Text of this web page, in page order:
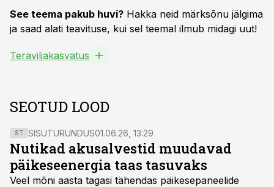
See teema pakub huvi? Hakka neid märksõnu jälgima
ja saad alati teavituse, kui sel teemal ilmub midagi uut!
Teraviljakasvatus
SEOTUD LOOD
ST SISUTURUNDUS01.06.26, 13:29
Nutikad akusalvestid muudavad
päikeseenergia taas tasuvaks
Veel mõni aasta tagasi tähendas päikesepaneelide